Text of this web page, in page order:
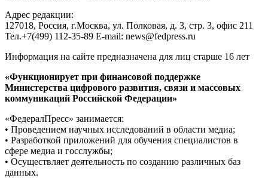
Адрес редакции:
127018, Россия, г.Москва, ул. Полковая, д. 3, стр. 3, офис 211
Тел.+7(499) 112-35-89 E-mail: news@fedpress.ru
Информация на сайте предназначена для лиц старше 16 лет
«Функционирует при финансовой поддержке
Министерства цифрового развития, связи и массовых
коммуникаций Российской Федерации»
«ФедералПресс» занимается:
• Проведением научных исследований в области медиа;
• Разработкой приложений для обучения специалистов в
сфере медиа и госслужбы;
• Осуществляет деятельность по созданию различных баз
данных.